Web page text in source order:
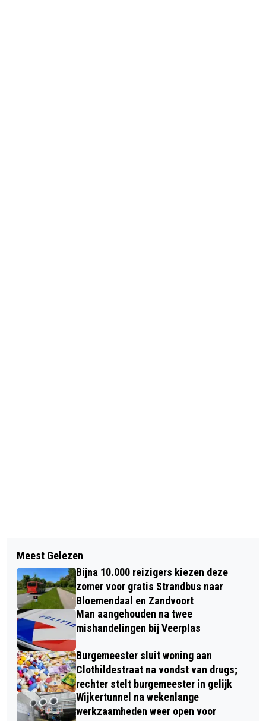
WEEKEND VOL GLAMOUR: MM100
FESTIVAL ROND MARILYN MONROE
FEESTELIJK VAN START (BOOP-BOOP-
A-DOOP OF POEP POEPIE DO?)
ACTIE VAKANTIETAS 2026 ZOEKT
NIEUW SPEELGOED VOOR 250
HAARLEMSE KINDEREN
Meest Gelezen
Bijna 10.000 reizigers kiezen deze
zomer voor gratis Strandbus naar
Bloemendaal en Zandvoort
Man aangehouden na twee
mishandelingen bij Veerplas
Burgemeester sluit woning aan
Clothildestraat na vondst van drugs;
rechter stelt burgemeester in gelijk
Wijkertunnel na wekenlange
werkzaamheden weer open voor